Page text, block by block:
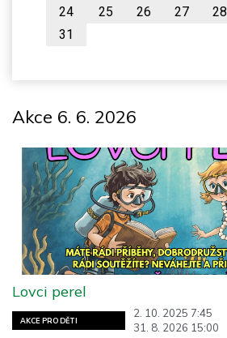
24
25 26 27 28
31
Akce 6. 6. 2026
AKCE PRO DĚTI
2. 10. 2025 7:45
31. 8. 2026 15:00
Lovci perel